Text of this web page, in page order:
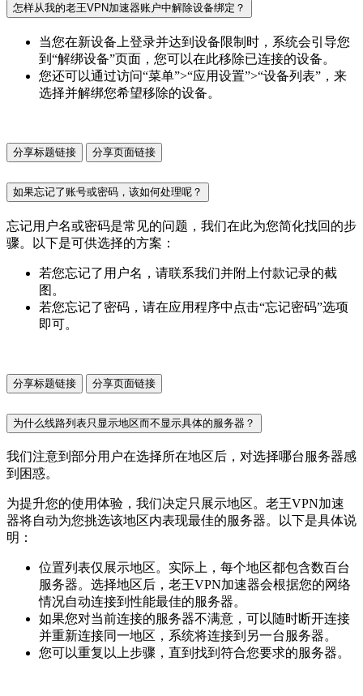
怎样从我的老王VPN加速器账户中解除设备绑定？
当您在新设备上登录并达到设备限制时，系统会引导您
到“解绑设备”页面，您可以在此移除已连接的设备。
您还可以通过访问“菜单”>“应用设置”>“设备列表”，来
选择并解绑您希望移除的设备。
分享标题链接 分享页面链接
如果忘记了账号或密码，该如何处理呢？
忘记用户名或密码是常见的问题，我们在此为您简化找回的步
骤。以下是可供选择的方案：
若您忘记了用户名，请联系我们并附上付款记录的截
图。
若您忘记了密码，请在应用程序中点击“忘记密码”选项
即可。
分享标题链接 分享页面链接
为什么线路列表只显示地区而不显示具体的服务器？
我们注意到部分用户在选择所在地区后，对选择哪台服务器感
到困惑。
为提升您的使用体验，我们决定只展示地区。老王VPN加速
器将自动为您挑选该地区内表现最佳的服务器。以下是具体说
明：
位置列表仅展示地区。实际上，每个地区都包含数百台
服务器。选择地区后，老王VPN加速器会根据您的网络
情况自动连接到性能最佳的服务器。
如果您对当前连接的服务器不满意，可以随时断开连接
并重新连接同一地区，系统将连接到另一台服务器。
您可以重复以上步骤，直到找到符合您要求的服务器。